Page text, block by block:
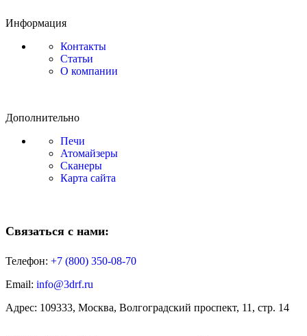
Информация
Контакты
Статьи
О компании
Дополнительно
Печи
Атомайзеры
Сканеры
Карта сайта
Связаться с нами:
Телефон: +7 (800) 350-08-70
Email: info@3drf.ru
Адрес: 109333, Москва, Волгоградский проспект, 11, стр. 14